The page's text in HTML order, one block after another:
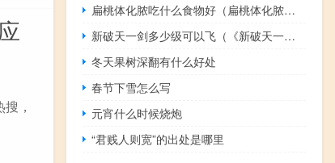
，
扁桃体化脓吃什么食物好（扁桃体化脓吃什么食物）
新破天一剑多少级可以飞（《新破天一剑》等级进阶）
冬天果树深翻有什么好处
春节下雪怎么写
元宵什么时候烧炮
“君贱人则宽”的出处是哪里